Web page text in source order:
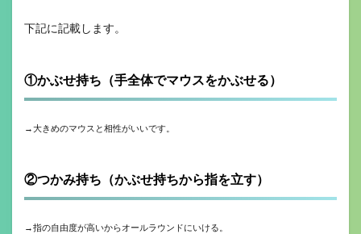
下記に記載します。
①かぶせ持ち（手全体でマウスをかぶせる）
→大きめのマウスと相性がいいです。
②つかみ持ち（かぶせ持ちから指を立す）
→指の自由度が高いからオールラウンドにいける。